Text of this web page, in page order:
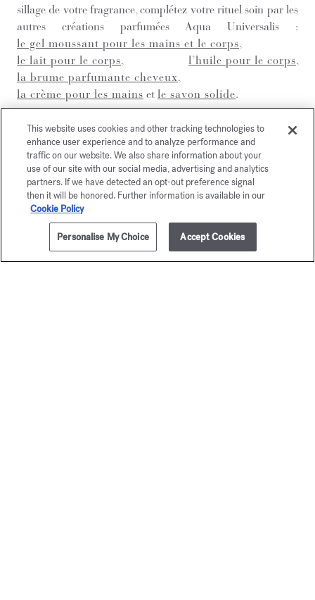
AJOUTER AU PANIER 275,00 €
sillage de votre fragrance, complétez votre rituel soin par les
autres créations parfumées Aqua Universalis :
le gel moussant pour les mains et le corps
le lait pour le corps
l’huile pour le corps
la brume parfumante cheveux
la crème pour les mains et le savon solide.
DÉCOUVRIR
This website uses cookies and other tracking technologies to
enhance user experience and to analyze performance and
traffic on our website. We also share information about your
use of our site with our social media, advertising and analytics
partners. If we have detected an opt-out preference signal
then it will be honored. Further information is available in our
Cookie Policy
Personalise My Choice Accept Cookies